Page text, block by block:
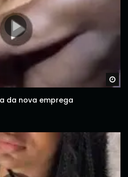
da nova emprega